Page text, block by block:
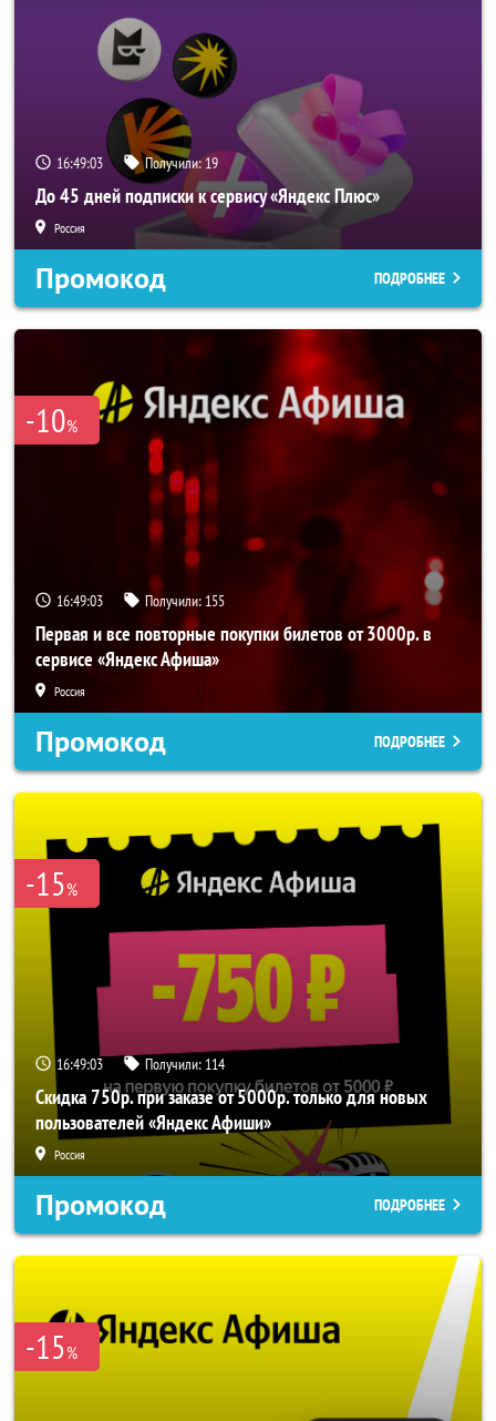
16:49:03 Получили:19
До 45 дней подписки к сервису «Яндекс Плюс»
Россия
Промокод ПОДРОБНЕЕ
-10%
16:49:03 Получили: 155
Первая и все повторные покупки билетов от 3000р. в
сервисе «Яндекс Афиша»
Россия
Промокод ПОДРОБНЕЕ
-15%
16:49:03 Получили: 114
Скидка 750р. при заказе от 5000р. только для новых
пользователей «Яндекс Афиши»
Россия
Промокод ПОДРОБНЕЕ
-15%